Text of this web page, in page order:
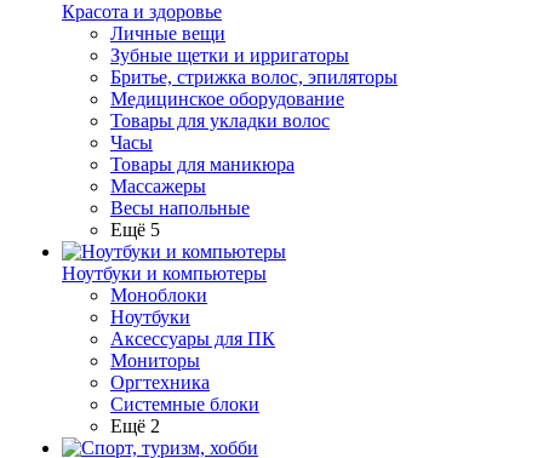
Красота и здоровье
Личные вещи
Зубные щетки и ирригаторы
Бритье, стрижка волос, эпиляторы
Медицинское оборудование
Товары для укладки волос
Часы
Товары для маникюра
Массажеры
Весы напольные
Ещё 5
Ноутбуки и компьютеры
Моноблоки
Ноутбуки
Аксессуары для ПК
Мониторы
Оргтехника
Системные блоки
Ещё 2